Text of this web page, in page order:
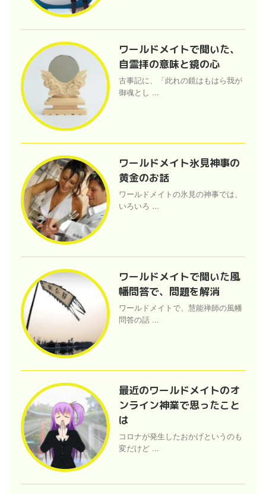
ワールドメイトで聞いた、
自霊拝の意味と鏡の心
古事記に、「此れの鏡はもはら我が
御魂とし ...
ワールドメイト氷見神事の
黄金のお話
ワールドメイトの氷見の神事では、
いろいろ ...
ワールドメイトで聞いた風
幡問答で、問題を解消
ワールドメイトで、慧能禅師の風幡
問答の話 ...
最近のワールドメイトのオ
ンライン神業で思ったこと
は
コロナが発生したおかげというのも
変だけど ...